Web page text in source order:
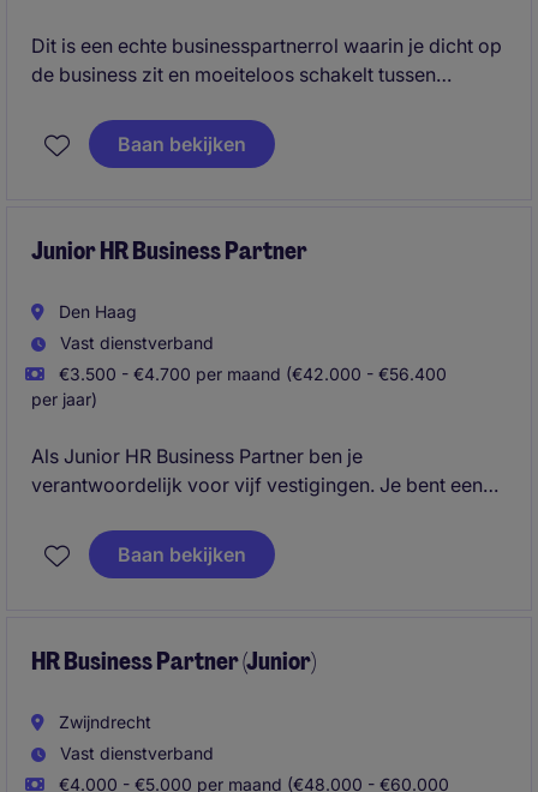
Dit is een echte businesspartnerrol waarin je dicht op
de business zit en moeiteloos schakelt tussen
thema's. Je vertaalt de organisatiedoelstellingen naar
concrete HR-oplossingen en weet deze ook
Baan bekijken
Junior HR Business Partner
Den Haag
Vast dienstverband
€3.500 - €4.700 per maand (€42.000 - €56.400
per jaar)
Als Junior HR Business Partner ben je
verantwoordelijk voor vijf vestigingen. Je bent een
en het management. Je denkt mee over
personeelsplanning, organisatieontwikkeling,
maar letterlijk aan dezelfde kant van de tafel als het
Baan bekijken
HR Business Partner (Junior)
Zwijndrecht
Vast dienstverband
€4.000 - €5.000 per maand (€48.000 - €60.000